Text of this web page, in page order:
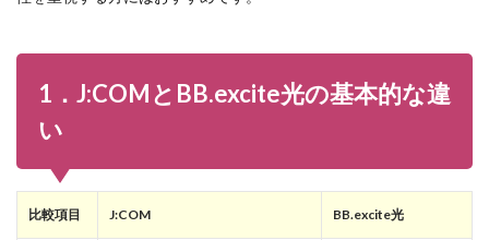
する際に
質問
1．J:COMとBB.excite光の基本的な違
い
比較項目 J:COM BB.excite光